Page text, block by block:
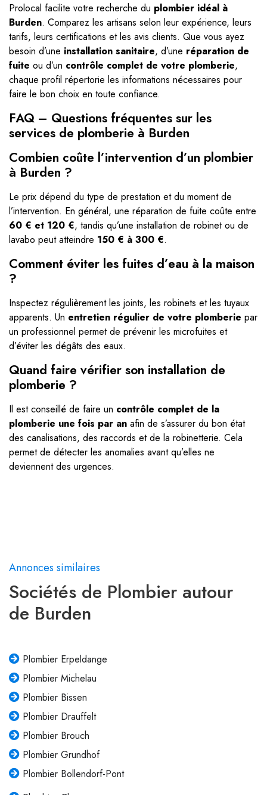
Prolocal facilite votre recherche du plombier idéal à
Burden. Comparez les artisans selon leur expérience, leurs
tarifs, leurs certifications et les avis clients. Que vous ayez
besoin d’une installation sanitaire, d’une réparation de
fuite ou d’un contrôle complet de votre plomberie,
chaque profil répertorie les informations nécessaires pour
faire le bon choix en toute confiance.
FAQ – Questions fréquentes sur les
services de plomberie à Burden
Combien coûte l’intervention d’un plombier
à Burden ?
Le prix dépend du type de prestation et du moment de
l’intervention. En général, une réparation de fuite coûte entre
60 € et 120 €, tandis qu’une installation de robinet ou de
lavabo peut atteindre 150 € à 300 €.
Comment éviter les fuites d’eau à la maison
?
Inspectez régulièrement les joints, les robinets et les tuyaux
apparents. Un entretien régulier de votre plomberie par
un professionnel permet de prévenir les microfuites et
d’éviter les dégâts des eaux.
Quand faire vérifier son installation de
plomberie ?
Il est conseillé de faire un contrôle complet de la
plomberie une fois par an afin de s’assurer du bon état
des canalisations, des raccords et de la robinetterie. Cela
permet de détecter les anomalies avant qu’elles ne
deviennent des urgences.
Annonces similaires
Sociétés de Plombier autour
de Burden
Plombier Erpeldange
Plombier Michelau
Plombier Bissen
Plombier Drauffelt
Plombier Brouch
Plombier Grundhof
Plombier Bollendorf-Pont